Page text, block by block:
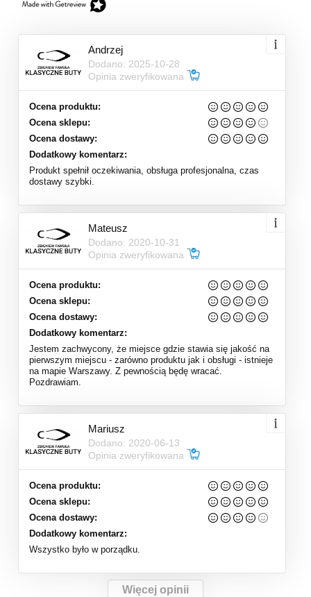
Andrzej
Dodano: 2025-10-28
Opinia zweryfikowana
Ocena produktu:
Ocena sklepu:
Ocena dostawy:
Dodatkowy komentarz:
Produkt spełnił oczekiwania, obsługa profesjonalna, czas
dostawy szybki.
Mateusz
Dodano: 2020-10-31
Opinia zweryfikowana
Ocena produktu:
Ocena sklepu:
Ocena dostawy:
Dodatkowy komentarz:
Jestem zachwycony, że miejsce gdzie stawia się jakość na
pierwszym miejscu - zarówno produktu jak i obsługi - istnieje
na mapie Warszawy. Z pewnością będę wracać.
Pozdrawiam.
Mariusz
Dodano: 2020-06-13
Opinia zweryfikowana
Ocena produktu:
Ocena sklepu:
Ocena dostawy:
Dodatkowy komentarz:
Wszystko było w porządku.
Więcej opinii